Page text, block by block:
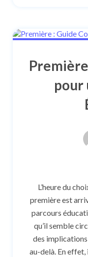
pour
L’heure du
première est
parcours
qu’il semble
des
au-delà. En